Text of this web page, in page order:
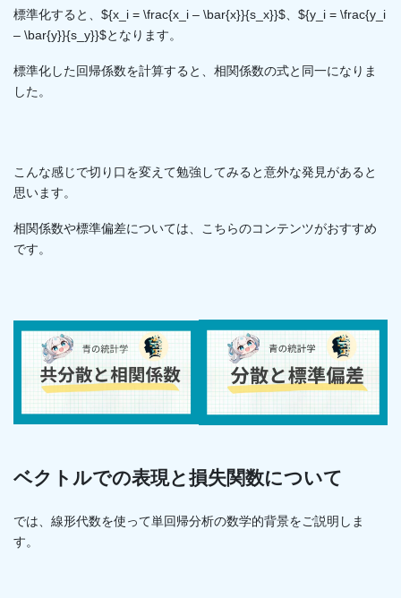
標準化すると、${x_i = \frac{x_i – \bar{x}}{s_x}}$、${y_i = \frac{y_i
– \bar{y}}{s_y}}$となります。
標準化した回帰係数を計算すると、相関係数の式と同一になりま
した。
こんな感じで切り口を変えて勉強してみると意外な発見があると
思います。
相関係数や標準偏差については、こちらのコンテンツがおすすめ
です。
ベクトルでの表現と損失関数について
では、線形代数を使って単回帰分析の数学的背景をご説明しま
す。